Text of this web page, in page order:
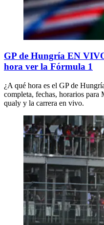
GP de Hungría EN
hora ver la Fórmula 1
¿A qué hora es el GP de
completa, fechas, horarios para
qualy y la carrera en vivo.